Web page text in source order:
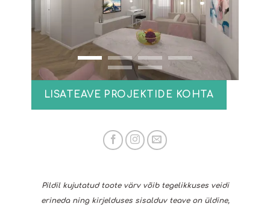
LISATEAVE PROJEKTIDE KOHTA
Pildil kujutatud toote värv võib tegelikkuses veidi
erineda ning kirjelduses sisalduv teave on üldine,